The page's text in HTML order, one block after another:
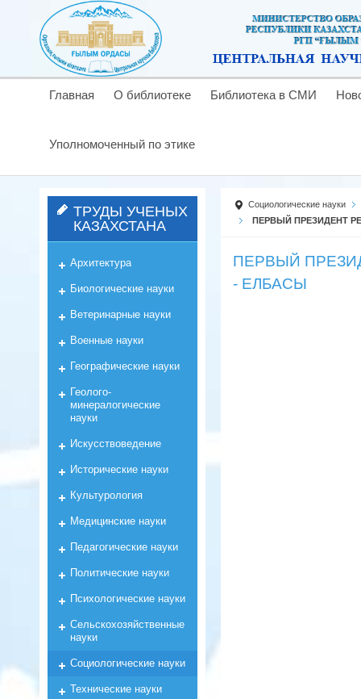
Главная О библиотеке Библиотека в СМИ
Уполномоченный по этике
Социологические науки
ПЕРВЫЙ ПРЕЗИДЕНТ
ПЕРВЫЙ
- ЕЛБАСЫ
ТРУДЫ УЧЕНЫХ
КАЗАХСТАНА
Архитектура
Биологические науки
Ветеринарные науки
Военные науки
Географические науки
Геолого-
минералогические
науки
Искусствоведение
Исторические науки
Культурология
Медицинские науки
Педагогические науки
Политические науки
Психологические науки
Сельскохозяйственные
науки
Социологические науки
Технические науки